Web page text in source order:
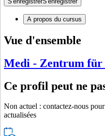
A propos du cursus
Vue d'ensemble
Medi - Zentrum für
Ce profil peut ne
Non actuel : contactez-nous
actualisées